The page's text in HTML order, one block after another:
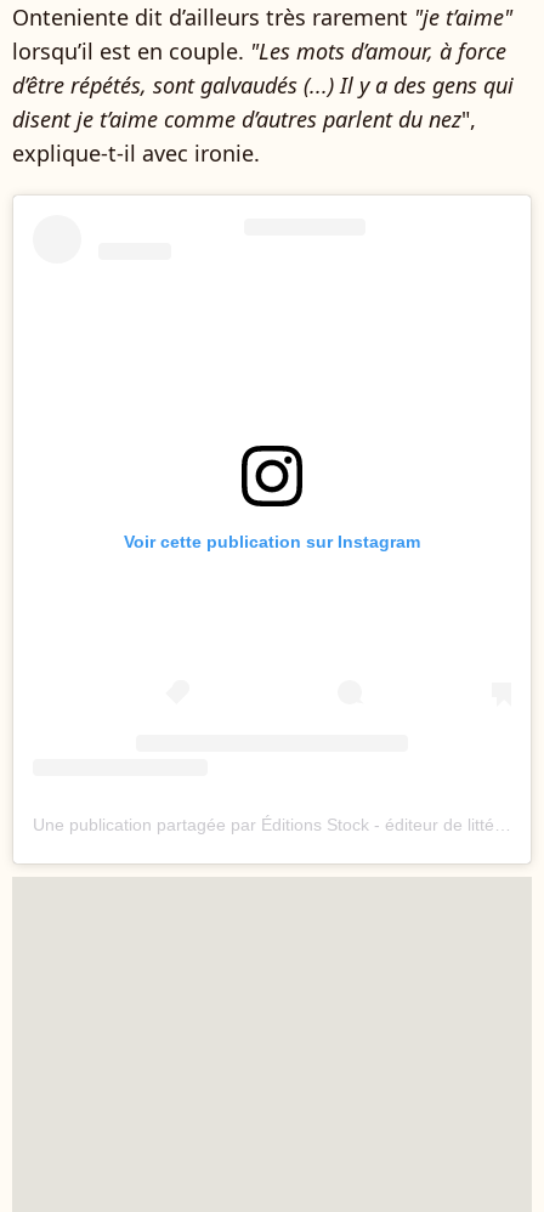
Onteniente dit d’ailleurs très rarement "je t’aime"
lorsqu’il est en couple. "Les mots d’amour, à force
d’être répétés, sont galvaudés (...) Il y a des gens qui
disent je t’aime comme d’autres parlent du nez",
explique-t-il avec ironie.
Voir cette publication sur Instagram